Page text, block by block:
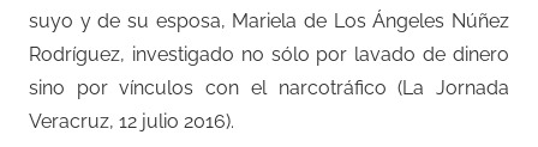
suyo y de su esposa, Mariela de Los Ángeles Núñez
Rodríguez, investigado no sólo por lavado de dinero
sino por vínculos con el narcotráfico (La Jornada
Veracruz, 12 julio 2016).